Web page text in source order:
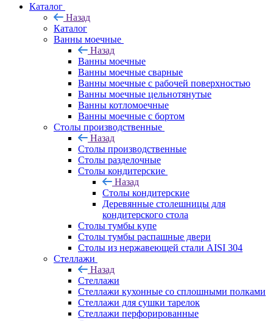
Каталог
Назад
Каталог
Ванны моечные
Назад
Ванны моечные
Ванны моечные сварные
Ванны моечные с рабочей поверхностью
Ванны моечные цельнотянутые
Ванны котломоечные
Ванны моечные с бортом
Столы производственные
Назад
Столы производственные
Столы разделочные
Столы кондитерские
Назад
Столы кондитерские
Деревянные столешницы для
кондитерского стола
Столы тумбы купе
Столы тумбы распашные двери
Столы из нержавеющей стали AISI 304
Стеллажи
Назад
Стеллажи
Стеллажи кухонные со сплошными полками
Стеллажи для сушки тарелок
Стеллажи перфорированные